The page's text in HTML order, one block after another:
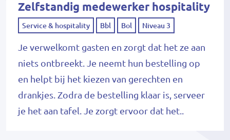
Zelfstandig medewerker hospitality
Service & hospitality Bbl Bol Niveau 3
Je verwelkomt gasten en zorgt dat het ze aan
niets ontbreekt. Je neemt hun bestelling op
en helpt bij het kiezen van gerechten en
drankjes. Zodra de bestelling klaar is, serveer
je het aan tafel. Je zorgt ervoor dat het..